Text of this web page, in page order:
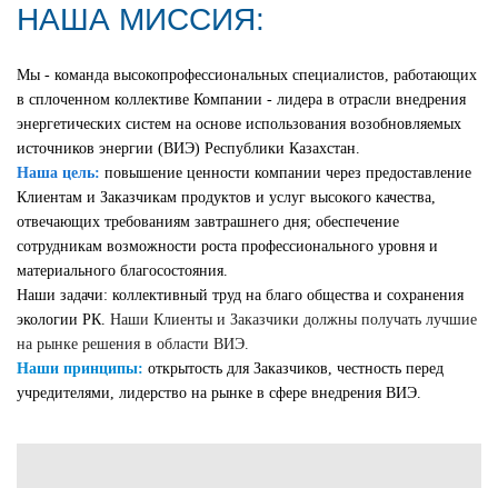
НАША МИССИЯ:
Мы - команда высокопрофессиональных специалистов, работающих
в сплоченном коллективе Компании - лидера в отрасли внедрения
энергетических систем на основе использования возобновляемых
источников энергии (ВИЭ) Республики Казахстан.
Наша цель: повышение ценности компании через предоставление
Клиентам и Заказчикам продуктов и услуг высокого качества,
отвечающих требованиям завтрашнего дня; обеспечение
сотрудникам возможности роста профессионального уровня и
материального благосостояния.
Наши задачи: коллективный труд на благо общества и сохранения
экологии РК. Наши Клиенты и Заказчики должны получать лучшие
на рынке решения в области ВИЭ.
Наши принципы: открытость для Заказчиков, честность перед
учредителями, лидерство на рынке в сфере внедрения ВИЭ.